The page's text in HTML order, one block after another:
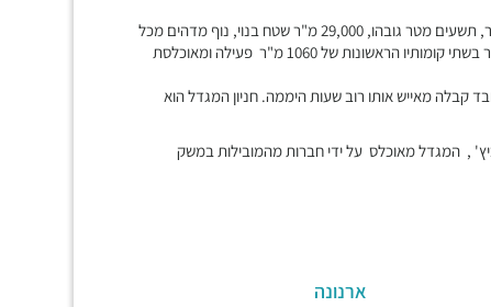
מגדל משרדים ומסחר, מבוקש מאוד, מפואר ואיכותי, אחד היקרים בעיר, תשעים מטר גובהו, 29,000 מ"ר שטח בנוי, נוף מדהים מכל
קומה, עשרים ושש קומות של משרדים להשכרה בתל אביב, קומת מסחר בשתי קומותיו הראשונות של 1060 מ"ר פעילה ומאוכלסת
קבלה מאייש אותו רוב שעות היממה. חניון המגדל הוא
, המגדל מאוכלס על ידי חברות מהמובילות במשק
ארנונה